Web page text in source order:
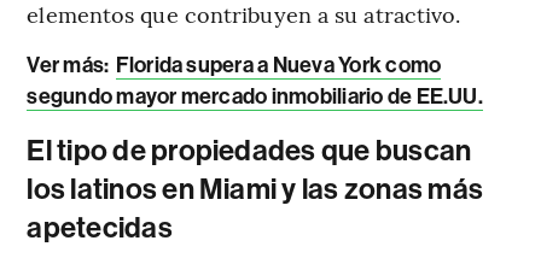
elementos que contribuyen a su atractivo.
Ver más: Florida supera a Nueva York como
segundo mayor mercado inmobiliario de EE.UU.
El tipo de propiedades que buscan
los latinos en Miami y las zonas más
apetecidas